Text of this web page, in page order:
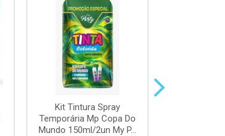
Kit Tintura Spray
Temporária Mp Copa Do
Mundo 150ml/2un My P...